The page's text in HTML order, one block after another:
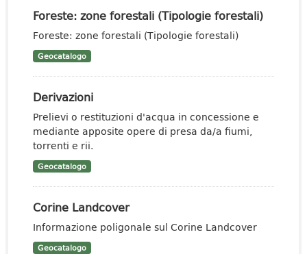
Foreste: zone forestali (Tipologie forestali)
Foreste: zone forestali (Tipologie forestali)
Geocatalogo
Derivazioni
Prelievi o restituzioni d'acqua in concessione e
mediante apposite opere di presa da/a fiumi,
torrenti e rii.
Geocatalogo
Corine Landcover
Informazione poligonale sul Corine Landcover
Geocatalogo